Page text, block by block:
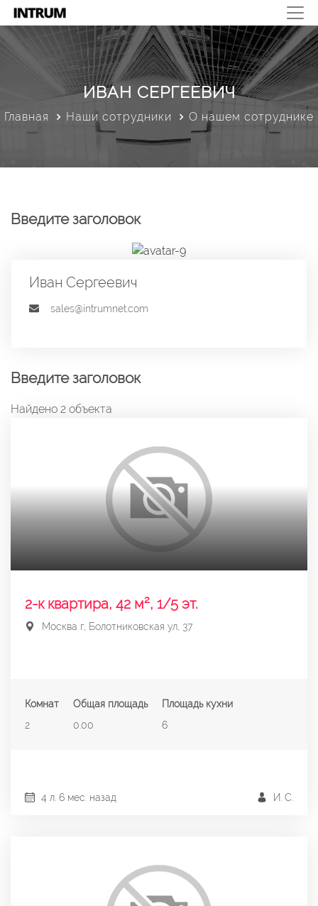
ИВАН СЕРГЕЕВИЧ
Главная Наши сотрудники О нашем сотруднике
Введите заголовок
Иван Сергеевич
sales@intrumnet.com
Введите заголовок
Найдено 2 объекта
2-к квартира, 42 м², 1/5 эт.
Москва г, Болотниковская ул, 37
Комнат
2
Общая площадь
0.00
Площадь кухни
6
И. С.
4 л. 6 мес. назад